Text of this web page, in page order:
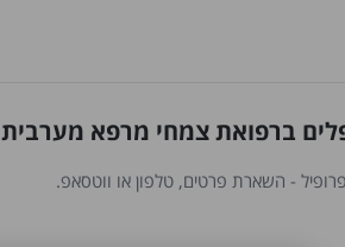
ברפואת צמחי מרפא מערבית
- השארת פרטים, טלפון או ווטסאפ.